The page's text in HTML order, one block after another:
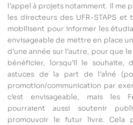
l’appel à projets notamment. Il me
les directeurs des UFR-STAPS et
mobilisent pour informer les
envisageable de mettre en place
d’une année sur l’autre, pour que
bénéficier, lorsqu’il le souhaite,
astuces de la part de l’aîné
promotion/communication par
c’est envisageable, mais les
pourraient aussi soutenir
promouvoir le futur livre. Cela